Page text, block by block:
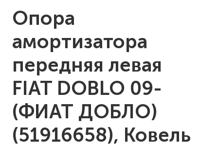
Опора
амортизатора
передняя левая
FIAT DOBLO 09-
(ФИАТ ДОБЛО)
(51916658), Ковель